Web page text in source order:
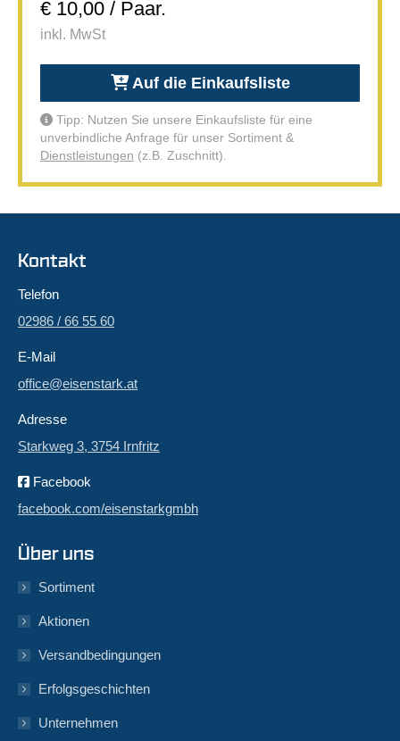
€ 10,00 / Paar.
inkl. MwSt
Auf die Einkaufsliste
Tipp: Nutzen Sie unsere Einkaufsliste für eine
unverbindliche Anfrage für unser Sortiment &
Dienstleistungen (z.B. Zuschnitt).
Kontakt
Telefon
02986 / 66 55 60
E-Mail
office@eisenstark.at
Adresse
Starkweg 3, 3754 Irnfritz
Facebook
facebook.com/eisenstarkgmbh
Über uns
Sortiment
Aktionen
Versandbedingungen
Erfolgsgeschichten
Unternehmen